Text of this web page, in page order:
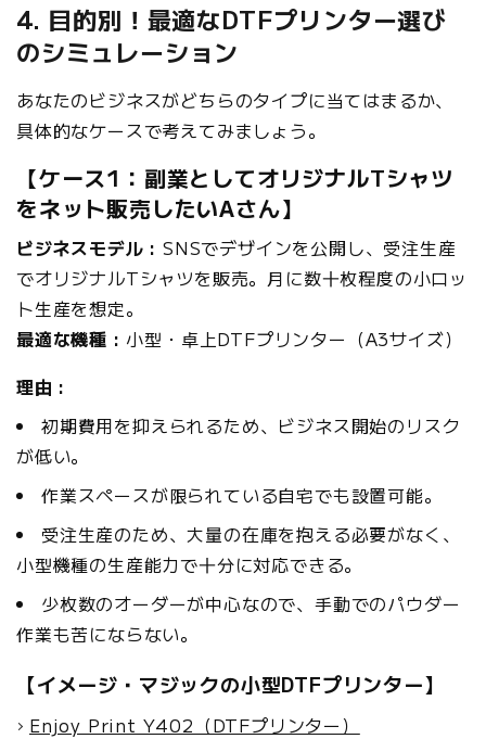
4. 目的別！最適なDTFプリンター選び
のシミュレーション
あなたのビジネスがどちらのタイプに当てはまるか、
具体的なケースで考えてみましょう。
【ケース1：副業としてオリジナルTシャツ
をネット販売したいAさん】
ビジネスモデル : SNSでデザインを公開し、受注生産
でオリジナルTシャツを販売。月に数十枚程度の小ロッ
ト生産を想定。
最適な機種 : 小型・卓上DTFプリンター（A3サイズ）
理由 :
初期費用を抑えられるため、ビジネス開始のリスク
が低い。
作業スペースが限られている自宅でも設置可能。
受注生産のため、大量の在庫を抱える必要がなく、
小型機種の生産能力で十分に対応できる。
少枚数のオーダーが中心なので、手動でのパウダー
作業も苦にならない。
【イメージ・マジックの小型DTFプリンター】
Enjoy Print Y402（DTFプリンター）